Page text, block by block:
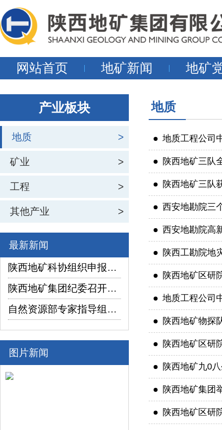
网站首页 地矿新闻 地矿
产业板块
地质 >
矿业 >
工程 >
其他产业 >
最新新闻
陕西地矿科协组织申报项目在2026年陕西省企业“三新三小”创新竞赛中喜获佳绩
陕西地矿集团纪委召开2026年上半年纪检监察工作座谈交流暨制度建设座谈会
自然资源部专家指导组深入陕西省镇坪县红阳萤石矿普查项目调研指导工作
图片新闻
地质
地质工程公司
陕西地矿三队
陕西地矿三队
西安地勘院三
西安地勘院高
陕西工勘院地
陕西地矿区研
地质工程公司
陕西地矿物探
陕西地矿区研
陕西地矿九0
陕西地矿集团
陕西地矿区研